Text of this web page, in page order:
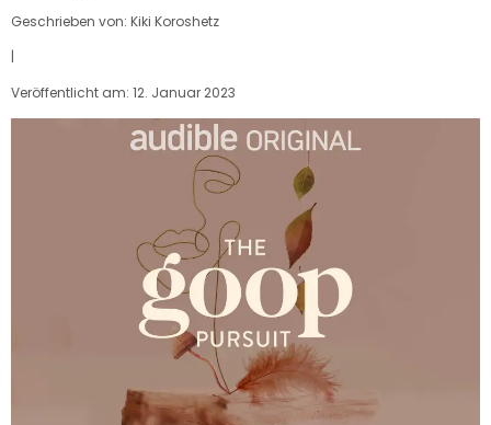
Geschrieben von: Kiki Koroshetz
|
Veröffentlicht am: 12. Januar 2023